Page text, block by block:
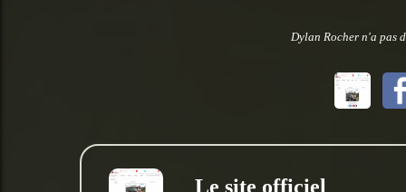
Dylan Rocher n'a pas
Le site officiel